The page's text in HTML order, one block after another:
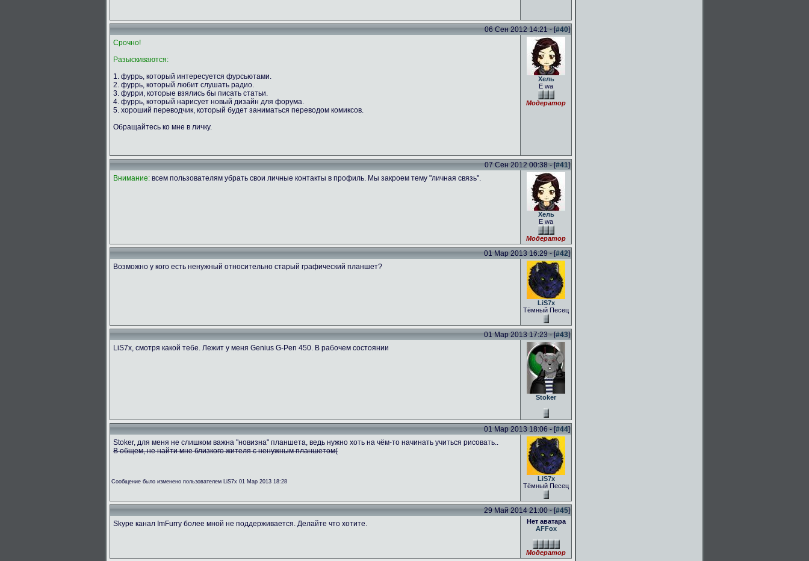
06 Сен 2012 14:21 - [#40]
Срочно!
Разыскиваются:
1. фуррь, который интересуется фурсьютами.
2. фуррь, который любит слушать радио.
3. фурри, которые взялись бы писать статьи.
4. фуррь, который нарисует новый дизайн для форума.
5. хороший переводчик, который будет заниматься переводом комиксов.
Обращайтесь ко мне в личку.
Хель
E wa
Модератор
07 Сен 2012 00:38 - [#41]
Внимание: всем пользователям убрать свои личные контакты в профиль. Мы закроем тему "личная связь".
Хель
E wa
Модератор
01 Мар 2013 16:29 - [#42]
Возможно у кого есть ненужный относительно старый графический планшет?
LiS7x
Тёмный Песец
01 Мар 2013 17:23 - [#43]
LiS7x, смотря какой тебе. Лежит у меня Genius G-Pen 450. В рабочем состоянии
Stoker
01 Мар 2013 18:06 - [#44]
Stoker, для меня не слишком важна "новизна" планшета, ведь нужно хоть на чём-то начинать учиться рисовать..
В общем, не найти мне близкого жителя с ненужным планшетом(
Сообщение было изменено пользователем LiS7x 01 Мар 2013 18:28
LiS7x
Тёмный Песец
29 Май 2014 21:00 - [#45]
Skype канал ImFurry более мной не поддерживается. Делайте что хотите.
Нет аватара
AFFox
Модератор